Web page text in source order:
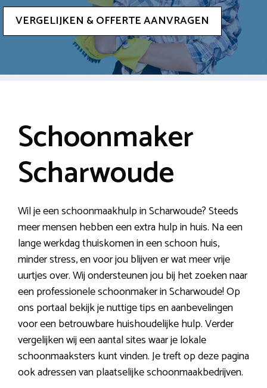
VERGELIJKEN & OFFERTE AANVRAGEN
Schoonmaker
Scharwoude
Wil je een schoonmaakhulp in Scharwoude? Steeds
meer mensen hebben een extra hulp in huis. Na een
lange werkdag thuiskomen in een schoon huis,
minder stress, en voor jou blijven er wat meer vrije
uurtjes over. Wij ondersteunen jou bij het zoeken naar
een professionele schoonmaker in Scharwoude! Op
ons portaal bekijk je nuttige tips en aanbevelingen
voor een betrouwbare huishoudelijke hulp. Verder
vergelijken wij een aantal sites waar je lokale
schoonmaaksters kunt vinden. Je treft op deze pagina
ook adressen van plaatselijke schoonmaakbedrijven.